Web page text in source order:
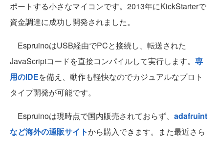
ポートする小さなマイコンです。2013年にKickStarterで
資金調達に成功し開発されました。
EspruinoはUSB経由でPCと接続し、転送された
JavaScriptコードを直接コンパイルして実行します。 専
用のIDEを備え、動作も軽快なのでカジュアルなプロト
タイプ開発が可能です。
Espruinoは現時点で国内販売されておらず、 adafruint
など海外の通販サイトから購入できます。また最近さら